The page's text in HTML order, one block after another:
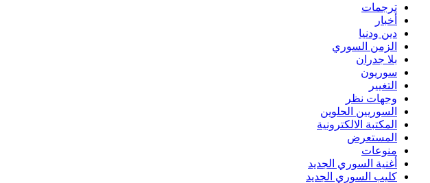
ترجمات
أخبار
دين ودنيا
الزمن السوري
بلا جدران
سوريون
التغيير
وجهات نظر
السوريين الحلوين
المكتبة الالكترونية
المستعرض
منوعات
أغنية السوري الجديد
كليب السوري الجديد